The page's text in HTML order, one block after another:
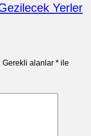
Yerler
Gerekli alanlar * ile